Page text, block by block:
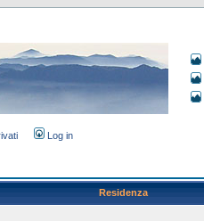
Log in
Residenza